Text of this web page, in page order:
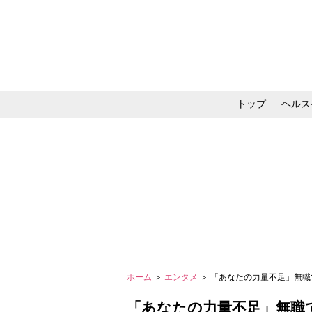
トップ ヘル
ホーム ＞ エンタメ ＞ 「あなたの力量不足」無
「あなたの力量不足」無